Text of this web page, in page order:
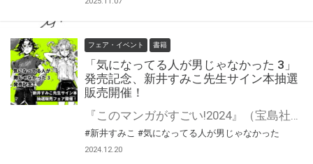
フェア・イベント 書籍
「気になってる人が男じゃなかった 3」
発売記念、新井すみこ先生サイン本抽選
販売開催！
『このマンガがすごい!2024』（宝島社）オンナ編第2位、「次にくるマンガ大賞2023」Webマンガ部門第１位に選出！ SNSで最高に注目を集める女同士の愛情ストーリー待望の第3巻。 新井すみこ先生新刊『気になってる人が男じゃなかった』第3巻が2月20日発売！ とらのあなでは発売を記念して、新井すみこ先生のサイン本抽選販売が決定致しました！ この貴重な機会、皆様ぜひ奮ってご応募くださいませ☆ 第3巻は8P小冊子付きとらのあな限定版も発売決定♥ 詳細はこちら！
#新井すみこ #気になってる人が男じゃなかった
2024.12.20